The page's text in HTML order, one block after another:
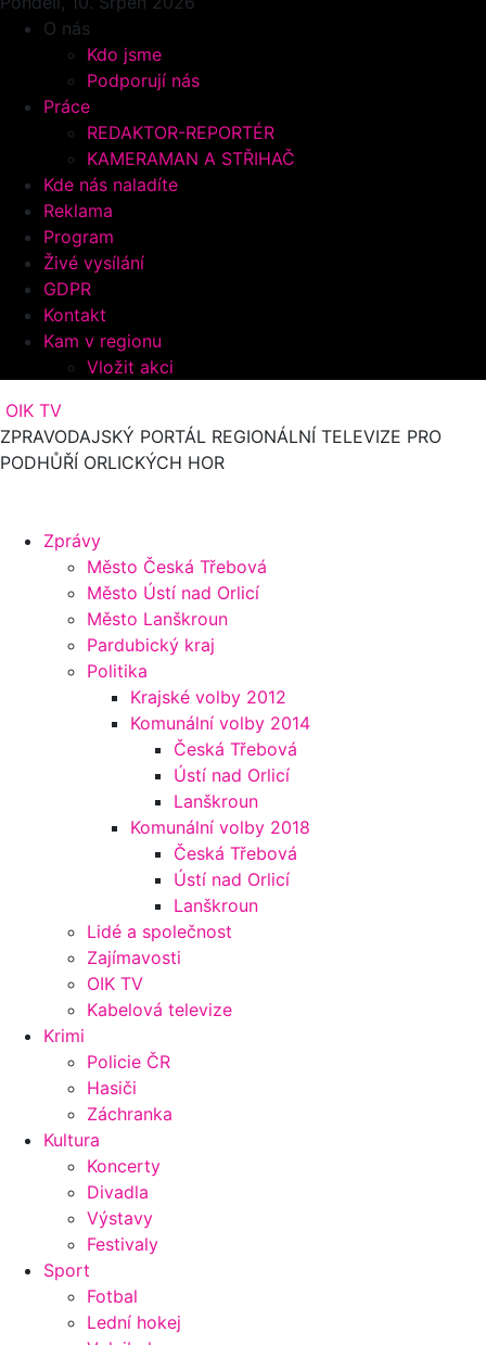
O nás
Kdo jsme
Podporují nás
Práce
REDAKTOR-REPORTÉR
KAMERAMAN A STŘIHAČ
Kde nás naladíte
Reklama
Program
Živé vysílání
GDPR
Kontakt
Kam v regionu
Vložit akci
OIK TV
ZPRAVODAJSKÝ PORTÁL REGIONÁLNÍ TELEVIZE PRO
PODHŮŘÍ ORLICKÝCH HOR
Zprávy
Město Česká Třebová
Město Ústí nad Orlicí
Město Lanškroun
Pardubický kraj
Politika
Krajské volby 2012
Komunální volby 2014
Česká Třebová
Ústí nad Orlicí
Lanškroun
Komunální volby 2018
Česká Třebová
Ústí nad Orlicí
Lanškroun
Lidé a společnost
Zajímavosti
OIK TV
Kabelová televize
Krimi
Policie ČR
Hasiči
Záchranka
Kultura
Koncerty
Divadla
Výstavy
Festivaly
Sport
Fotbal
Lední hokej